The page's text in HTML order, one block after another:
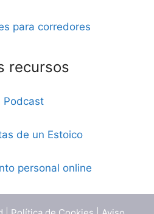
para corredores
recursos
Podcast
de un Estoico
personal online